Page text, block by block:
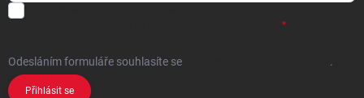
Odesláním formuláře souhlasíte se .
Přihlásit se